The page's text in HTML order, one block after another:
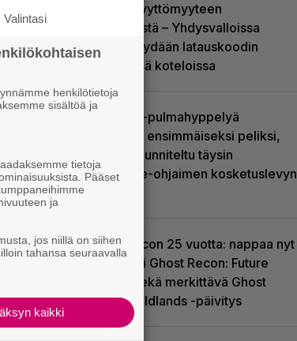
kanssa levyttömyyteen
siirtymisestä – Yhdysvalloissa
pelejä myydään latauskoodin
sisältävissä koteloissa
Uutta PS5-pulmahyppelyä
kuvaillaan ensimmäiseksi peliksi,
joka on suunniteltu täysin
DualSense-ohjaimen kosketuslevyn
4
Ghost Recon 25 vuotta: nappaa nyt
ilmaiseksi Ghost Recon: Future
Soldier sekä merkittävä Ghost
Recon Wildlands -päivitys
Valintasi
henkilötietoja
sisältöä ja
tietoja
Pääset
ja
jos niillä on siihen
tahansa seuraavalla
kaikki